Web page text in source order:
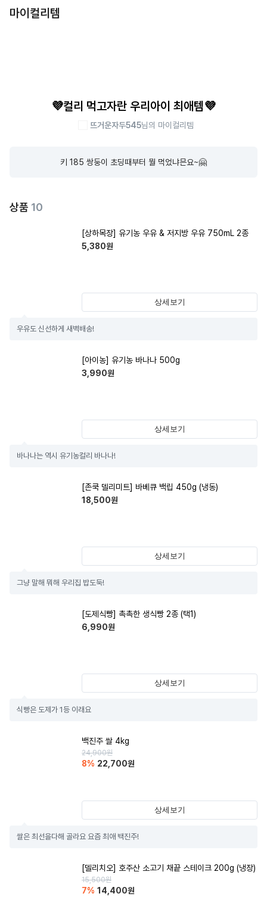
마이컬리템
💜컬리 먹고자란 우리아이 최애템💜
뜨거운자두545님의 마이컬리템
키 185 쌍둥이 초딩때부터 뭘 먹었냐믄요~🤗
상품 10
[상하목장] 유기농 우유 & 저지방 우유 750mL 2종
5,380원
상세보기
우유도 신선하게 새벽배송!
[아이농] 유기농 바나나 500g
3,990원
상세보기
바나나는 역시 유기농컬리 바나나!
[존쿡 델리미트] 바베큐 백립 450g (냉동)
18,500원
상세보기
그냥 말해 뭐해 우리집 밥도둑!
[도제식빵] 촉촉한 생식빵 2종 (택1)
6,990원
상세보기
식빵은 도제가 1등 이래요
백진주 쌀 4kg
24,900원
8% 22,700원
상세보기
쌀은 최선을다해 골라요 요즘 최애 백진주!
[델리치오] 호주산 소고기 채끝 스테이크 200g (냉장)
15,500원
7% 14,400원